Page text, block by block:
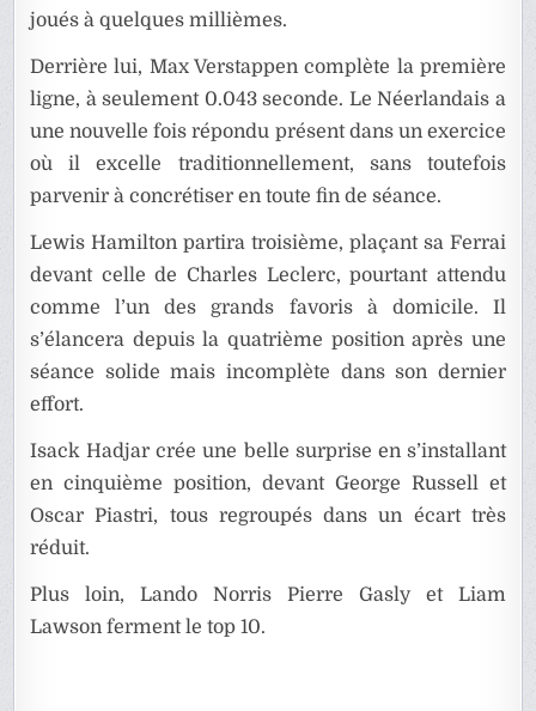
joués à quelques millièmes.
Derrière lui, Max Verstappen complète la première
ligne, à seulement 0.043 seconde. Le Néerlandais a
une nouvelle fois répondu présent dans un exercice
où il excelle traditionnellement, sans toutefois
parvenir à concrétiser en toute fin de séance.
Lewis Hamilton partira troisième, plaçant sa Ferrai
devant celle de Charles Leclerc, pourtant attendu
comme l’un des grands favoris à domicile. Il
s’élancera depuis la quatrième position après une
séance solide mais incomplète dans son dernier
effort.
Isack Hadjar crée une belle surprise en s’installant
en cinquième position, devant George Russell et
Oscar Piastri, tous regroupés dans un écart très
réduit.
Plus loin, Lando Norris Pierre Gasly et Liam
Lawson ferment le top 10.